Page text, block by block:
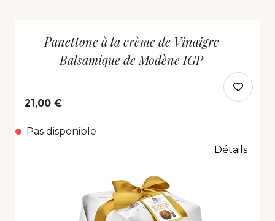
Panettone à la crème de Vinaigre
Balsamique de Modène IGP
21,00 €
Pas disponible
Détails